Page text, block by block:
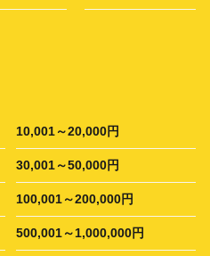
10,001～20,000円
30,001～50,000円
100,001～200,000円
500,001～1,000,000円